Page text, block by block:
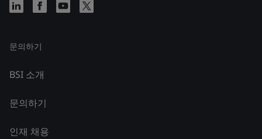
문의하기
BSI 소개
문의하기
인재 채용